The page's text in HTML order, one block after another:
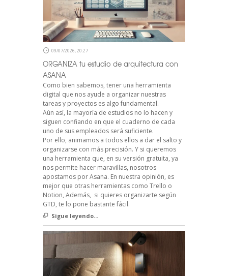
09/07/2026, 20:27
ORGANIZA tu estudio de arquitectura con
ASANA
Como bien sabemos, tener una herramienta
digital que nos ayude a organizar nuestras
tareas y proyectos es algo fundamental.
Aún así, la mayoría de estudios no lo hacen y
siguen confiando en que el cuaderno de cada
uno de sus empleados será suficiente.
Por ello, animamos a todos ellos a dar el salto y
organizarse con más precisión. Y si queremos
una herramienta que, en su versión gratuita, ya
nos permite hacer maravillas, nosotros
apostamos por Asana. En nuestra opinión, es
mejor que otras herramientas como Trello o
Notion, Además, si quieres organizarte según
GTD, te lo pone bastante fácil.
Sigue leyendo...